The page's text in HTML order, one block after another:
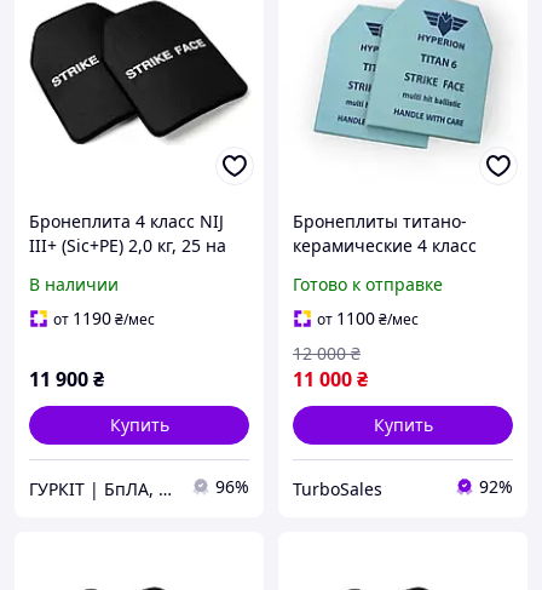
Бронеплита 4 класс NIJ
III+ (Sic+PE) 2,0 кг, 25 на
В наличии
от 1190₴/мес
11 900₴
Купить
ГУРКІТ | БпЛА, катапульти в Україні 96%
Бронеплиты титано-
керамические 4 класс
(комплект 2 шт, 2,2 кг)
Готово к отправке
от 1100₴/мес
11 000₴
12 000 ₴
Купить
TurboSales 92%